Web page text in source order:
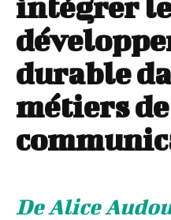
intégrer le
durable
métiers
De Alice